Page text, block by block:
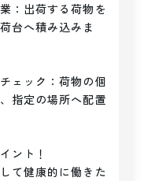
：出荷する荷物を
台へ積み込みま
ェック：荷物の個
指定の場所へ配置
ント！
して健康的に働きた